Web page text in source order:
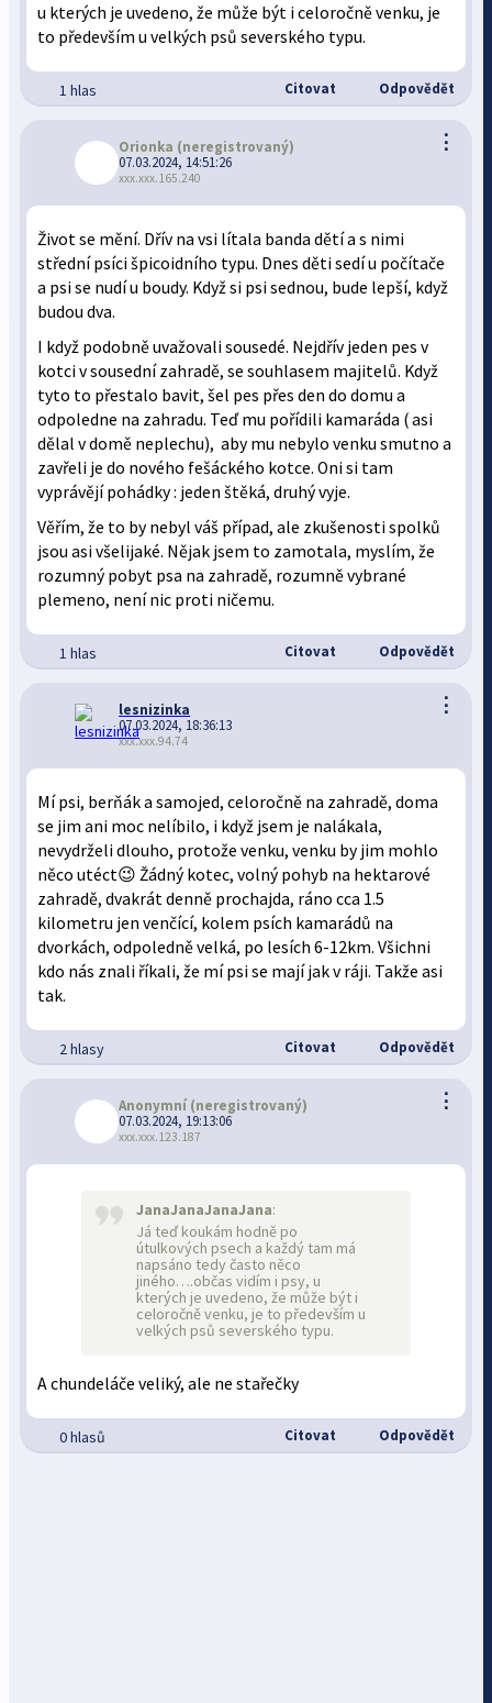
u kterých je uvedeno, že může být i celoročně venku, je
to především u velkých psů severského typu.
1 hlas Citovat Odpovědět
⋮
Orionka (neregistrovaný)
07.03.2024, 14:51:26
xxx.xxx.165.240
Život se mění. Dřív na vsi lítala banda dětí a s nimi
střední psíci špicoidního typu. Dnes děti sedí u počítače
a psi se nudí u boudy. Když si psi sednou, bude lepší, když
budou dva.
I když podobně uvažovali sousedé. Nejdřív jeden pes v
kotci v sousední zahradě, se souhlasem majitelů. Když
tyto to přestalo bavit, šel pes přes den do domu a
odpoledne na zahradu. Teď mu pořídili kamaráda ( asi
dělal v domě neplechu), aby mu nebylo venku smutno a
zavřeli je do nového fešáckého kotce. Oni si tam
vyprávějí pohádky : jeden štěká, druhý vyje.
Věřím, že to by nebyl váš případ, ale zkušenosti spolků
jsou asi všelijaké. Nějak jsem to zamotala, myslím, že
rozumný pobyt psa na zahradě, rozumně vybrané
plemeno, není nic proti ničemu.
1 hlas Citovat Odpovědět
⋮
lesnizinka
07.03.2024, 18:36:13
xxx.xxx.94.74
Mí psi, berňák a samojed, celoročně na zahradě, doma
se jim ani moc nelíbilo, i když jsem je nalákala,
nevydrželi dlouho, protože venku, venku by jim mohlo
něco utéct😉 Žádný kotec, volný pohyb na hektarové
zahradě, dvakrát denně prochajda, ráno cca 1.5
kilometru jen venčící, kolem psích kamarádů na
dvorkách, odpoledně velká, po lesích 6-12km. Všichni
kdo nás znali říkali, že mí psi se mají jak v ráji. Takže asi
tak.
2 hlasy Citovat Odpovědět
⋮
Anonymní (neregistrovaný)
07.03.2024, 19:13:06
xxx.xxx.123.187
JanaJanaJanaJana:
Já teď koukám hodně po
útulkových psech a každý tam má
napsáno tedy často něco
jiného….občas vidím i psy, u
kterých je uvedeno, že může být i
celoročně venku, je to především u
velkých psů severského typu.
A chundeláče veliký, ale ne stařečky
0 hlasů Citovat Odpovědět